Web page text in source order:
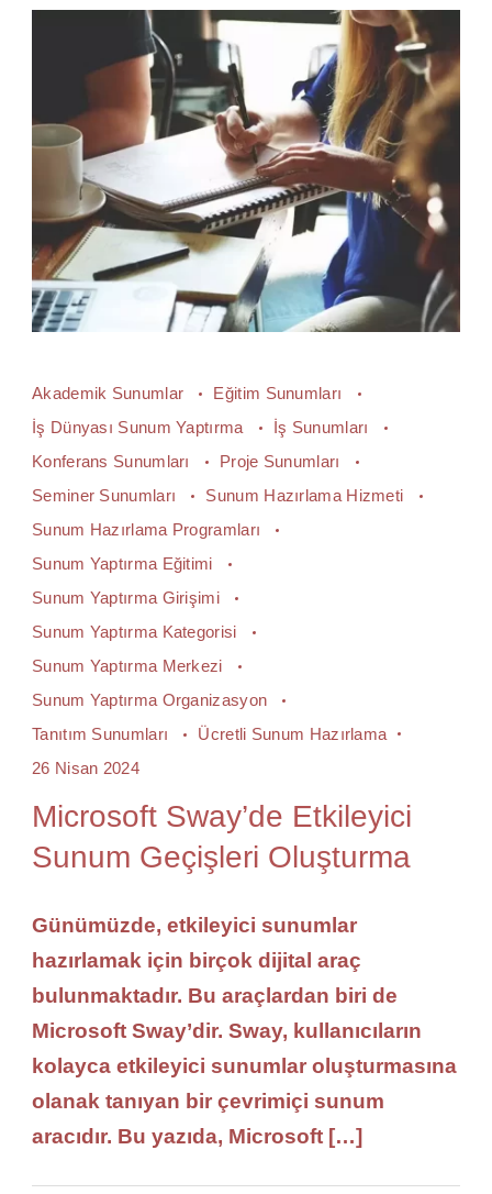
Akademik Sunumlar
Eğitim Sunumları
İş Dünyası Sunum Yaptırma
İş Sunumları
Konferans Sunumları
Proje Sunumları
Seminer Sunumları
Sunum Hazırlama Hizmeti
Sunum Hazırlama Programları
Sunum Yaptırma Eğitimi
Sunum Yaptırma Girişimi
Sunum Yaptırma Kategorisi
Sunum Yaptırma Merkezi
Sunum Yaptırma Organizasyon
Tanıtım Sunumları
Ücretli Sunum Hazırlama
26 Nisan 2024
Microsoft Sway’de Etkileyici
Sunum Geçişleri Oluşturma
Günümüzde, etkileyici sunumlar
hazırlamak için birçok dijital araç
bulunmaktadır. Bu araçlardan biri de
Microsoft Sway’dir. Sway, kullanıcıların
kolayca etkileyici sunumlar oluşturmasına
olanak tanıyan bir çevrimiçi sunum
aracıdır. Bu yazıda, Microsoft […]